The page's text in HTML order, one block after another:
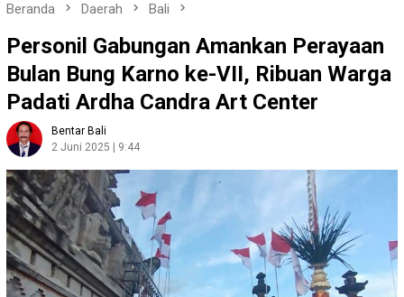
Beranda Daerah Bali
Personil Gabungan Amankan Perayaan
Bulan Bung Karno ke-VII, Ribuan Warga
Padati Ardha Candra Art Center
Bentar Bali
2 Juni 2025 | 9:44